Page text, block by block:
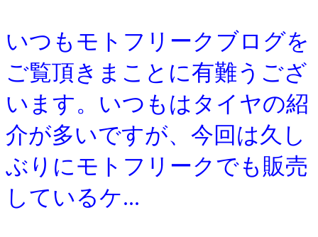
いつもモトフリークブログを
ご覧頂きまことに有難うござ
います。いつもはタイヤの紹
介が多いですが、今回は久し
ぶりにモトフリークでも販売
しているケ...